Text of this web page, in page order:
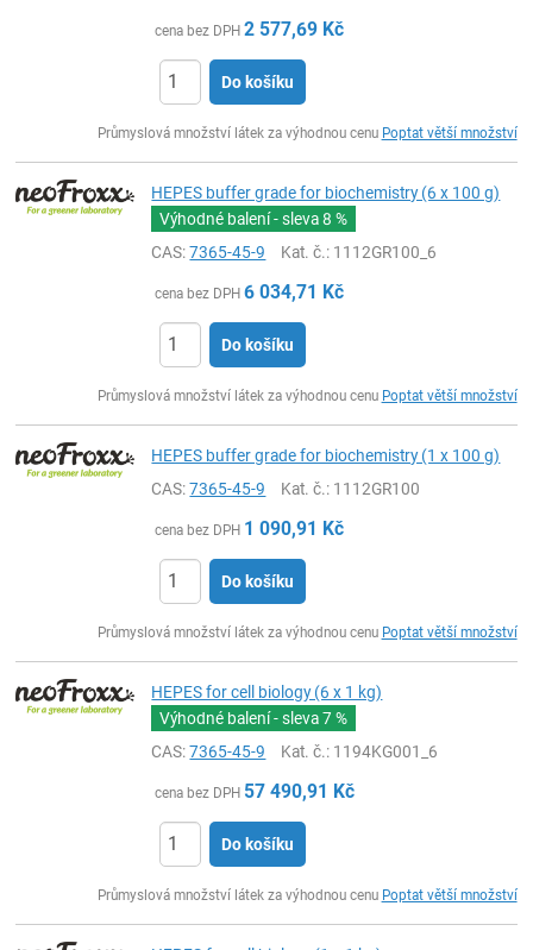
cena bez DPH 2 577,69 Kč
Do košíku
Průmyslová množství látek za výhodnou cenu Poptat větší množství
HEPES buffer grade for biochemistry (6 x 100 g)
Výhodné balení - sleva8 %
CAS:7365-45-9 Kat. č.: 1112GR100_6
cena bez DPH 6 034,71 Kč
Do košíku
Průmyslová množství látek za výhodnou cenu Poptat větší množství
HEPES buffer grade for biochemistry (1 x 100 g)
CAS:7365-45-9 Kat. č.: 1112GR100
cena bez DPH 1 090,91 Kč
Do košíku
Průmyslová množství látek za výhodnou cenu Poptat větší množství
HEPES for cell biology (6 x 1 kg)
Výhodné balení - sleva7 %
CAS:7365-45-9 Kat. č.: 1194KG001_6
cena bez DPH 57 490,91 Kč
Do košíku
Průmyslová množství látek za výhodnou cenu Poptat větší množství